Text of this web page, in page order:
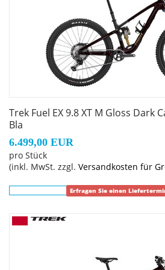
Der neue Rahmen des Fuel bietet
langhubige Variosattelstützen,
Rahmentaschen und vieles mehr.
Active Braking Pivot
Active Braking Pivot erlaubt
voneinander auf
Vertrauen.
ZS Steuersatz, verstellbares
Aluminiumumlenkhebel,
Trek Fuel EX 9.8 XT M Gloss Dark
Bla
6.499,00 EUR
pro Stück
(inkl. MwSt. zzgl. Versandkosten für
Erfragen Sie einen